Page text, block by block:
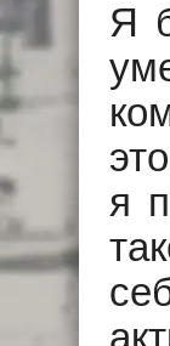
Я
я